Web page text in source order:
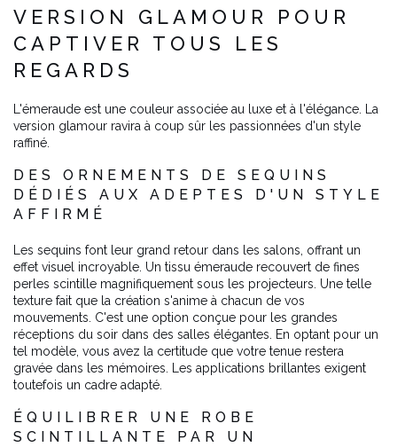
VERSION GLAMOUR POUR
CAPTIVER TOUS LES
REGARDS
L'émeraude est une couleur associée au luxe et à l'élégance. La
version glamour ravira à coup sûr les passionnées d'un style
raffiné.
DES ORNEMENTS DE SEQUINS
DÉDIÉS AUX ADEPTES D'UN STYLE
AFFIRMÉ
Les sequins font leur grand retour dans les salons, offrant un
effet visuel incroyable. Un tissu émeraude recouvert de fines
perles scintille magnifiquement sous les projecteurs. Une telle
texture fait que la création s'anime à chacun de vos
mouvements. C'est une option conçue pour les grandes
réceptions du soir dans des salles élégantes. En optant pour un
tel modèle, vous avez la certitude que votre tenue restera
gravée dans les mémoires. Les applications brillantes exigent
toutefois un cadre adapté.
ÉQUILIBRER UNE ROBE
SCINTILLANTE PAR UN